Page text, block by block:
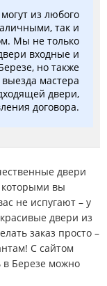
из любого
так и
Мы не только
входные и
но также
выезда мастера
двери,
договора.
двери
вы
не испугают – у
двери из
заказ просто –
С сайтом
Березе можно